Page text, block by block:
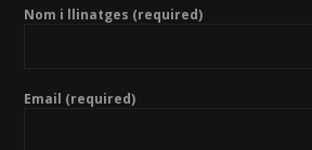
Nom i llinatges (required)
Email (required)